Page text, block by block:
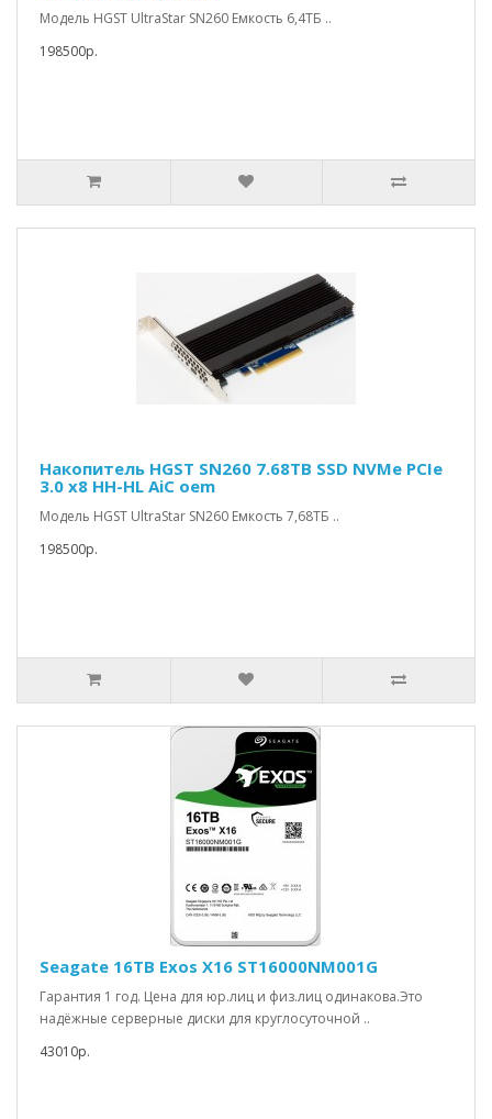
Модель HGST UltraStar SN260 Емкость 6,4ТБ ..
198500р.
Накопитель HGST SN260 7.68TB SSD NVMe PCIe
3.0 x8 HH-HL AiC oem
Модель HGST UltraStar SN260 Емкость 7,68ТБ ..
198500р.
Seagate 16TB Exos X16 ST16000NM001G
Гарантия 1 год. Цена для юр.лиц и физ.лиц одинакова.Это
надёжные серверные диски для круглосуточной ..
43010р.